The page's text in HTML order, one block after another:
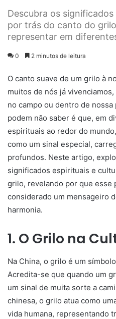
Descubra os
por trás do canto do
representar em
0 2 minutos de leitura
O canto suave de um grilo à
muitos de nós já
no campo ou dentro de
podem não saber é que, em
espirituais ao redor do
como um sinal especial,
profundos. Neste artigo,
significados espirituais e
grilo, revelando por que esse
considerado um mensageiro
harmonia.
1. O Grilo na
Na China, o grilo é um
Acredita-se que quando um
um sinal de muita sorte a
chinesa, o grilo atua como
vida humana, representando